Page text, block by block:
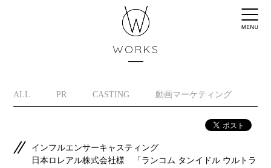
WORKS
ALL PR CASTING 動画マーケティング
インフルエンサーキャスティング
日本ロレアル株式会社様 「ランコム タンイドル ウルトラ